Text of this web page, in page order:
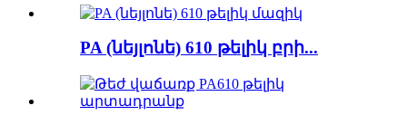
PA (նեյլոնե) 610 թելիկ բրի...